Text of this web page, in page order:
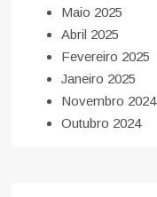
Maio 2025
Abril 2025
Fevereiro 2025
Janeiro 2025
Novembro 2024
Outubro 2024